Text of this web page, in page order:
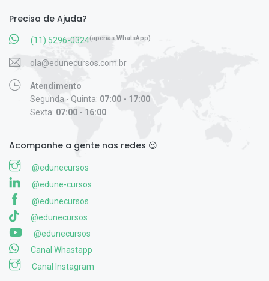
Precisa de Ajuda?
(11) 5296-0324(apenas WhatsApp)
ola@edunecursos.com.br
Atendimento
Segunda - Quinta: 07:00 - 17:00
Sexta: 07:00 - 16:00
Acompanhe a gente nas redes 😉
@edunecursos
@edune-cursos
@edunecursos
@edunecursos
@edunecursos
Canal Whastapp
Canal Instagram